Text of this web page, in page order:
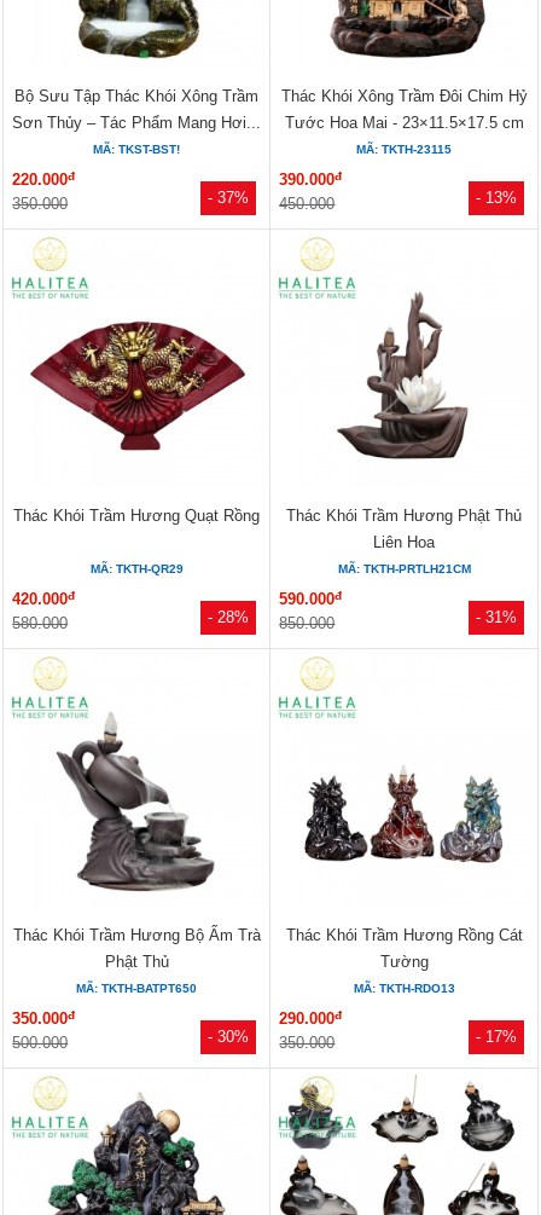
- 37%
Bộ Sưu Tập Thác Khói Xông Trầm
Sơn Thủy – Tác Phẩm Mang Hơi...
MÃ: TKST-BST!
220.000đ
350.000 - 13%
Thác Khói Xông Trầm Đôi Chim Hỷ
Tước Hoa Mai - 23×11.5×17.5 cm
MÃ: TKTH-23115
390.000đ
450.000
- 28%
Thác Khói Trầm Hương Quạt Rồng
MÃ: TKTH-QR29
420.000đ
580.000 - 31%
Thác Khói Trầm Hương Phật Thủ
Liên Hoa
MÃ: TKTH-PRTLH21CM
590.000đ
850.000
- 30%
Thác Khói Trầm Hương Bộ Ấm Trà
Phật Thủ
MÃ: TKTH-BATPT650
350.000đ
500.000 - 17%
Thác Khói Trầm Hương Rồng Cát
Tường
MÃ: TKTH-RDO13
290.000đ
350.000